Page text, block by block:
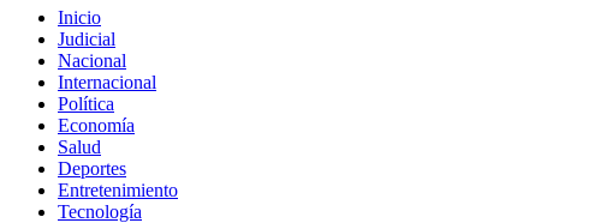
Inicio
Judicial
Nacional
Internacional
Política
Economía
Salud
Deportes
Entretenimiento
Tecnología